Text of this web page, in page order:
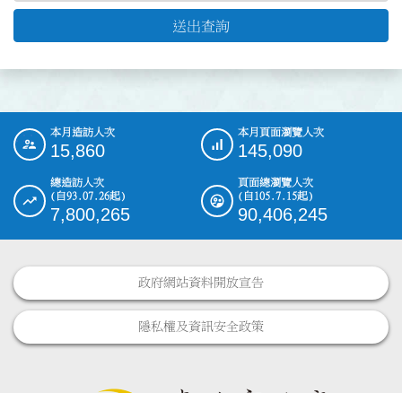
送出查詢
::: 本月造訪人次
15,860
本月頁面瀏覽人次
145,090
總造訪人次
(自93.07.26起)
7,800,265
頁面總瀏覽人次
(自105.7.15起)
90,406,245
政府網站資料開放宣告
隱私權及資訊安全政策